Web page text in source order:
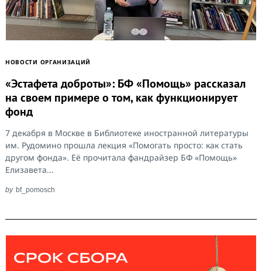
НОВОСТИ ОРГАНИЗАЦИЙ
«Эстафета доброты»: БФ «Помощь» рассказал
на своем примере о том, как функционирует
фонд
7 декабря в Москве в Библиотеке иностранной литературы
им. Рудомино прошла лекция «Помогать просто: как стать
другом фонда». Её прочитала фандрайзер БФ «Помощь»
Елизавета...
by bf_pomosch